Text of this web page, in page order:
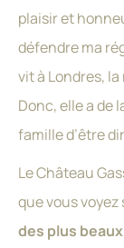
plaisir et
défendre ma
vit à Londres,
Donc, elle a de
famille d’être
Le Château
que vous voyez
des plus